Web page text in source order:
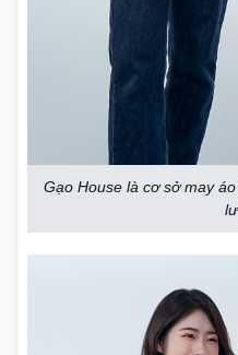
Gạo House là cơ sở may